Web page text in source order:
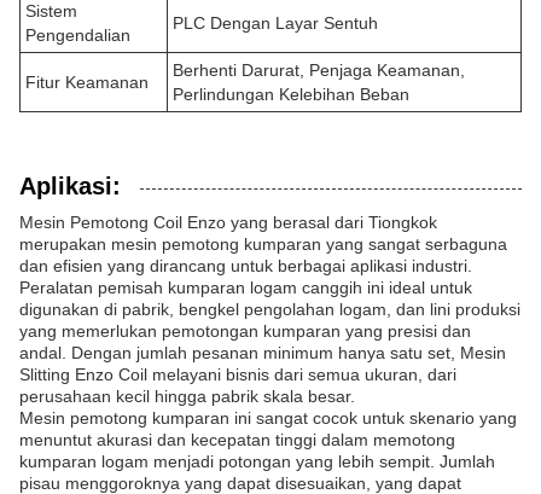
Sistem
Pengendalian
PLC Dengan Layar Sentuh
Fitur Keamanan
Berhenti Darurat, Penjaga Keamanan,
Perlindungan Kelebihan Beban
Aplikasi:
Mesin Pemotong Coil Enzo yang berasal dari Tiongkok
merupakan mesin pemotong kumparan yang sangat serbaguna
dan efisien yang dirancang untuk berbagai aplikasi industri.
Peralatan pemisah kumparan logam canggih ini ideal untuk
digunakan di pabrik, bengkel pengolahan logam, dan lini produksi
yang memerlukan pemotongan kumparan yang presisi dan
andal. Dengan jumlah pesanan minimum hanya satu set, Mesin
Slitting Enzo Coil melayani bisnis dari semua ukuran, dari
perusahaan kecil hingga pabrik skala besar.
Mesin pemotong kumparan ini sangat cocok untuk skenario yang
menuntut akurasi dan kecepatan tinggi dalam memotong
kumparan logam menjadi potongan yang lebih sempit. Jumlah
pisau menggoroknya yang dapat disesuaikan, yang dapat